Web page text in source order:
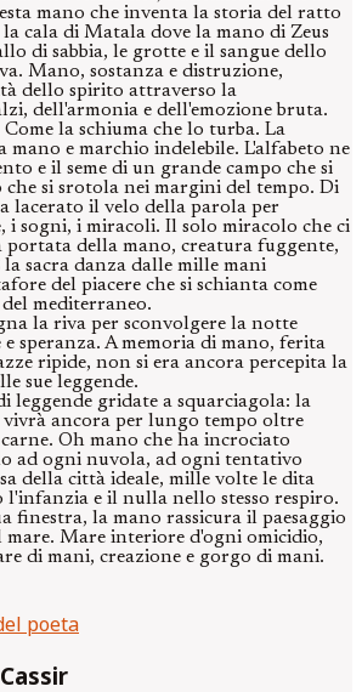
mano che inventa la storia del ratto
cala di Matala dove la mano di Zeus
di sabbia, le grotte e il sangue dello
Mano, sostanza e distruzione,
dello spirito attraverso la
dell'armonia e dell'emozione bruta.
la schiuma che lo turba. La
e marchio indelebile. L'alfabeto ne
e il seme di un grande campo che si
che si srotola nei margini del tempo. Di
lacerato il velo della parola per
i sogni, i miracoli. Il solo miracolo che ci
portata della mano, creatura fuggente,
la sacra danza dalle mille mani
del piacere che si schianta come
mediterraneo.
la riva per sconvolgere la notte
speranza. A memoria di mano, ferita
ripide, non si era ancora percepita la
sue leggende.
leggende gridate a squarciagola: la
vivrà ancora per lungo tempo oltre
Oh mano che ha incrociato
ad ogni nuvola, ad ogni tentativo
della città ideale, mille volte le dita
l'infanzia e il nulla nello stesso respiro.
finestra, la mano rassicura il paesaggio
mare. Mare interiore d'ogni omicidio,
di mani, creazione e gorgo di mani.
poeta